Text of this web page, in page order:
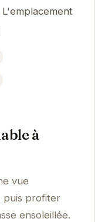
à
vue
puis profiter
ensoleillée.